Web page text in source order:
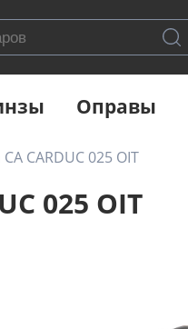
Оправы
CARDUC 025 OIT
025 OIT